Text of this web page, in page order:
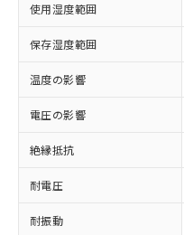
使用湿度範囲
保存湿度範囲
温度の影響
電圧の影響
絶縁抵抗
耐電圧
耐振動
本サービス
商品の当社
(税抜)を提
当社制御機
本サービス
ことをご了
在庫状況お
記載してい
タに基づき
覧された時
調査・確認中：
非含有の対応状況
非該当品：ライセ
害物質有無と関
仕入先様の事情に
いたものが、含
むを得ず変更する
*EU RoHS指令（10物
鉛(Pb) 1000ppm以下
ミウム(Cd) 100ppm以
六価クロム(Cr(Ⅵ))
※1 中国
「○」：最大均質
基準値以下であ
「×」：最大均質
基準値を超えて
「－」：未確認で
い合わせください
*中国RoHS10物質の
Pb(鉛) :1000ppm、
当社は、こ
為替および
（以下｢規
または国外
国政府の輸
可)を取得